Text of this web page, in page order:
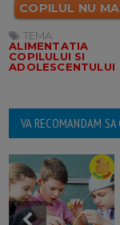
COPILUL NU
TEMA:
ALIMENTATIA
COPILULUI SI
ADOLESCENTULUI
VA RECOMANDAM